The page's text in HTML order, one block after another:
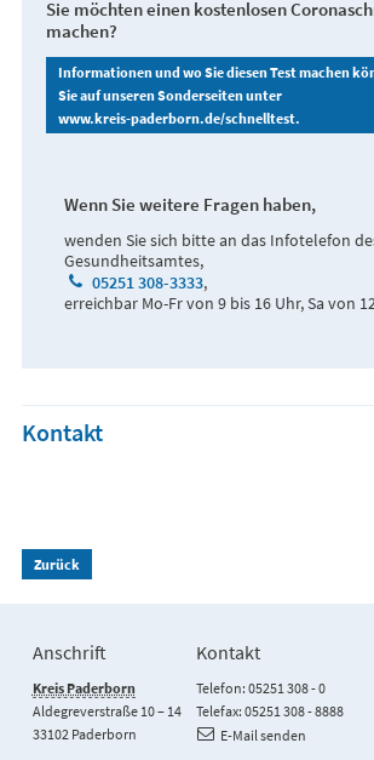
Sie möchten einen kostenlosen
machen?
Informationen und wo Sie diesen Test machen
Sie auf unseren Sonderseiten unter
www.kreis-paderborn.de/schnelltest.
Wenn Sie weitere Fragen haben,
wenden Sie sich bitte an das Infotelefon
Gesundheitsamtes,
05251 308-3333,
erreichbar Mo-Fr von 9 bis 16 Uhr, Sa von
Kontakt
Zurück
Anschrift
Kreis Paderborn
Aldegreverstraße 10 – 14
33102 Paderborn
Kontakt
Telefon: 05251 308 - 0
Telefax: 05251 308 - 8888
E-Mail senden